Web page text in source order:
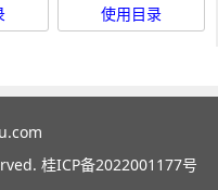
使用目录
桂ICP备2022001177号